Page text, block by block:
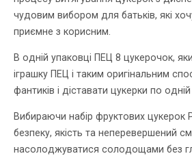
чудовим вибором для батьків, які
приємне з корисним.
В одній упаковці ПЕЦ 8 цукерочок,
іграшку ПЕЦ і таким оригінальним
фантиків і діставати цукерки по
Вибираючи набір фруктових цукерок
безпеку, якість та неперевершений
насолоджуватися солодощами без